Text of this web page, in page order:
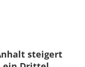
steigert